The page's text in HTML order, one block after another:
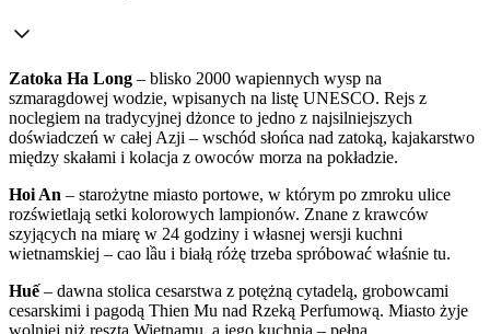
Zatoka Ha Long – blisko 2000 wapiennych wysp na
szmaragdowej wodzie, wpisanych na listę UNESCO. Rejs z
noclegiem na tradycyjnej dżonce to jedno z najsilniejszych
doświadczeń w całej Azji – wschód słońca nad zatoką, kajakarstwo
między skałami i kolacja z owoców morza na pokładzie.
Hoi An – starożytne miasto portowe, w którym po zmroku ulice
rozświetlają setki kolorowych lampionów. Znane z krawców
szyjących na miarę w 24 godziny i własnej wersji kuchni
wietnamskiej – cao lầu i białą różę trzeba spróbować właśnie tu.
Huế– dawna stolica cesarstwa z potężną cytadelą, grobowcami
cesarskimi i pagodą Thien Mu nad Rzeką Perfumową. Miasto żyje